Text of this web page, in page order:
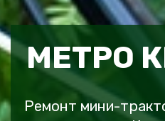
МЕТРО
Ремонт мини-